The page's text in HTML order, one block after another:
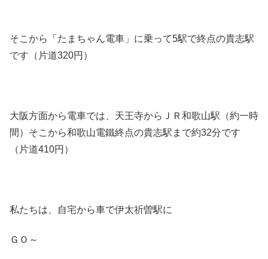
そこから「たまちゃん電車」に乗って5駅で終点の貴志駅
です（片道320円）
大阪方面から電車では、天王寺からＪＲ和歌山駅（約一時
間）そこから和歌山電鐵終点の貴志駅まで約32分です
（片道410円）
私たちは、自宅から車で伊太祈曽駅に
ＧＯ～